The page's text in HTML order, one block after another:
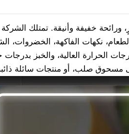
ورائحة خفيفة وأنيقة. تمتلك
نكهات الفاكهة، الخضروات،
الحرارة العالية، والخبز بدرجات